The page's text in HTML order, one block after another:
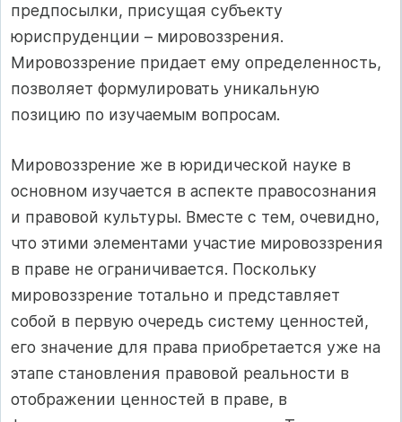
предпосылки, присущая субъекту
юриспруденции – мировоззрения.
Мировоззрение придает ему определенность,
позволяет формулировать уникальную
позицию по изучаемым вопросам.
Мировоззрение же в юридической науке в
основном изучается в аспекте правосознания
и правовой культуры. Вместе с тем, очевидно,
что этими элементами участие мировоззрения
в праве не ограничивается. Поскольку
мировоззрение тотально и представляет
собой в первую очередь систему ценностей,
его значение для права приобретается уже на
этапе становления правовой реальности в
отображении ценностей в праве, в